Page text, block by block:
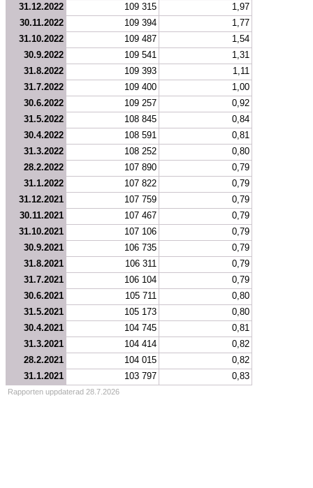
31.12.2022
109 315
1,97
30.11.2022
109 394
1,77
31.10.2022
109 487
1,54
30.9.2022
109 541
1,31
31.8.2022
109 393
1,11
31.7.2022
109 400
1,00
30.6.2022
109 257
0,92
31.5.2022
108 845
0,84
30.4.2022
108 591
0,81
31.3.2022
108 252
0,80
28.2.2022
107 890
0,79
31.1.2022
107 822
0,79
31.12.2021
107 759
0,79
30.11.2021
107 467
0,79
31.10.2021
107 106
0,79
30.9.2021
106 735
0,79
31.8.2021
106 311
0,79
31.7.2021
106 104
0,79
30.6.2021
105 711
0,80
31.5.2021
105 173
0,80
30.4.2021
104 745
0,81
31.3.2021
104 414
0,82
28.2.2021
104 015
0,82
31.1.2021
103 797 0,83
Rapporten uppdaterad 28.7.2026